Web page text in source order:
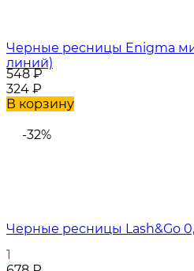
Черные ресницы Enigma
линий)
548₽
324 ₽
В корзину
-32%
Черные ресницы Lash&Go
1